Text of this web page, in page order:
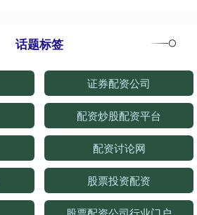
话题标签
证券配资公司
配资炒股配资平台
配资讨论网
股票投资配资